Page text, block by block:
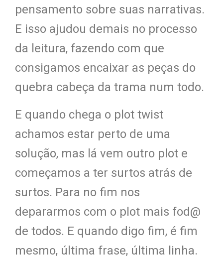
pensamento sobre suas narrativas.
E isso ajudou demais no processo
da leitura, fazendo com que
consigamos encaixar as peças do
quebra cabeça da trama num todo.
E quando chega o plot twist
achamos estar perto de uma
solução, mas lá vem outro plot e
começamos a ter surtos atrás de
surtos. Para no fim nos
depararmos com o plot mais fod@
de todos. E quando digo fim, é fim
mesmo, última frase, última linha.